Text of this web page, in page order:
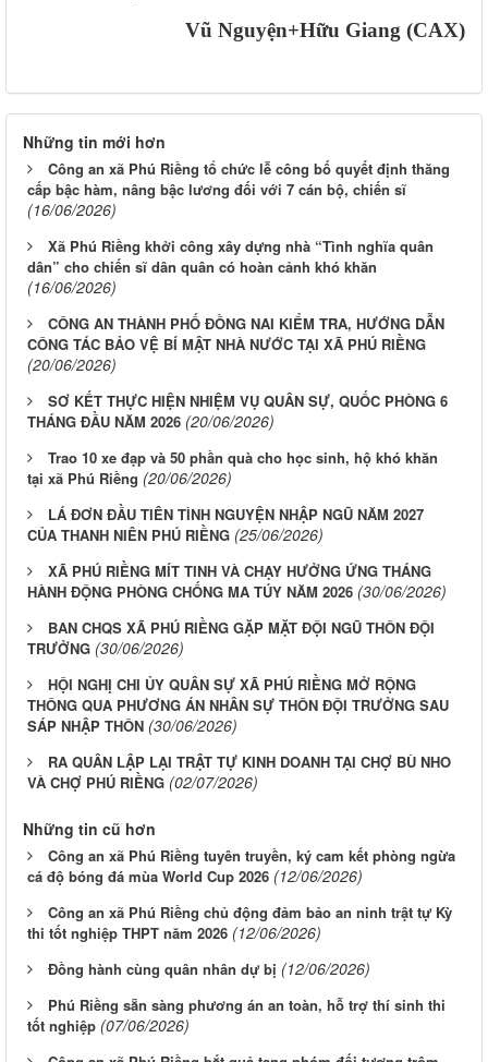
Vũ Nguyện+Hữu Giang (CAX)
Những tin mới hơn
Công an xã Phú Riềng tổ chức lễ công bố quyết định thăng
cấp bậc hàm, nâng bậc lương đối với 7 cán bộ, chiến sĩ
(16/06/2026)
Xã Phú Riềng khởi công xây dựng nhà “Tình nghĩa quân
dân” cho chiến sĩ dân quân có hoàn cảnh khó khăn
(16/06/2026)
CÔNG AN THÀNH PHỐ ĐỒNG NAI KIỂM TRA, HƯỚNG DẪN
CÔNG TÁC BẢO VỆ BÍ MẬT NHÀ NƯỚC TẠI XÃ PHÚ RIỀNG
(20/06/2026)
SƠ KẾT THỰC HIỆN NHIỆM VỤ QUÂN SỰ, QUỐC PHÒNG 6
THÁNG ĐẦU NĂM 2026 (20/06/2026)
Trao 10 xe đạp và 50 phần quà cho học sinh, hộ khó khăn
tại xã Phú Riềng (20/06/2026)
LÁ ĐƠN ĐẦU TIÊN TÌNH NGUYỆN NHẬP NGŨ NĂM 2027
CỦA THANH NIÊN PHÚ RIỀNG (25/06/2026)
XÃ PHÚ RIỀNG MÍT TINH VÀ CHẠY HƯỞNG ỨNG THÁNG
HÀNH ĐỘNG PHÒNG CHỐNG MA TÚY NĂM 2026 (30/06/2026)
BAN CHQS XÃ PHÚ RIỀNG GẶP MẶT ĐỘI NGŨ THÔN ĐỘI
TRƯỞNG (30/06/2026)
HỘI NGHỊ CHI ỦY QUÂN SỰ XÃ PHÚ RIỀNG MỞ RỘNG
THÔNG QUA PHƯƠNG ÁN NHÂN SỰ THÔN ĐỘI TRƯỞNG SAU
SÁP NHẬP THÔN (30/06/2026)
RA QUÂN LẬP LẠI TRẬT TỰ KINH DOANH TẠI CHỢ BÙ NHO
VÀ CHỢ PHÚ RIỀNG (02/07/2026)
Những tin cũ hơn
Công an xã Phú Riềng tuyên truyền, ký cam kết phòng ngừa
cá độ bóng đá mùa World Cup 2026 (12/06/2026)
Công an xã Phú Riềng chủ động đảm bảo an ninh trật tự Kỳ
thi tốt nghiệp THPT năm 2026 (12/06/2026)
Đồng hành cùng quân nhân dự bị (12/06/2026)
Phú Riềng sẵn sàng phương án an toàn, hỗ trợ thí sinh thi
tốt nghiệp (07/06/2026)